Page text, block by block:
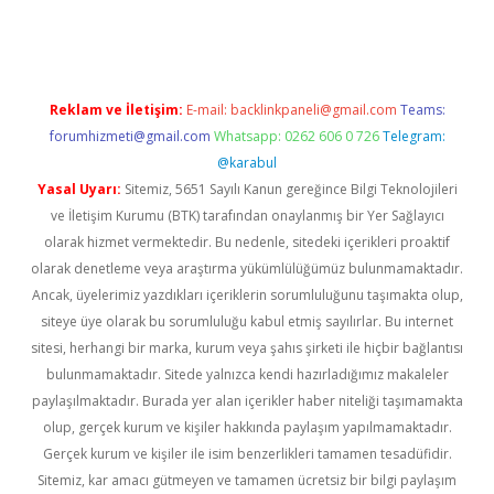
Reklam ve İletişim: E-mail: backlinkpaneli@gmail.com Teams:
forumhizmeti@gmail.com Whatsapp: 0262 606 0 726 Telegram:
@karabul
Yasal Uyarı: Sitemiz, 5651 Sayılı Kanun gereğince Bilgi Teknolojileri
ve İletişim Kurumu (BTK) tarafından onaylanmış bir Yer Sağlayıcı
olarak hizmet vermektedir. Bu nedenle, sitedeki içerikleri proaktif
olarak denetleme veya araştırma yükümlülüğümüz bulunmamaktadır.
Ancak, üyelerimiz yazdıkları içeriklerin sorumluluğunu taşımakta olup,
siteye üye olarak bu sorumluluğu kabul etmiş sayılırlar. Bu internet
sitesi, herhangi bir marka, kurum veya şahıs şirketi ile hiçbir bağlantısı
bulunmamaktadır. Sitede yalnızca kendi hazırladığımız makaleler
paylaşılmaktadır. Burada yer alan içerikler haber niteliği taşımamakta
olup, gerçek kurum ve kişiler hakkında paylaşım yapılmamaktadır.
Gerçek kurum ve kişiler ile isim benzerlikleri tamamen tesadüfidir.
Sitemiz, kar amacı gütmeyen ve tamamen ücretsiz bir bilgi paylaşım